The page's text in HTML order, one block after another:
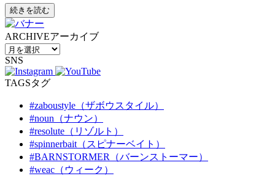
続きを読む
ARCHIVEアーカイブ
SNS
TAGSタグ
#zaboustyle（ザボウスタイル）
#noun（ナウン）
#resolute（リゾルト）
#spinnerbait（スピナーベイト）
#BARNSTORMER（バーンストーマー）
#weac（ウィーク）